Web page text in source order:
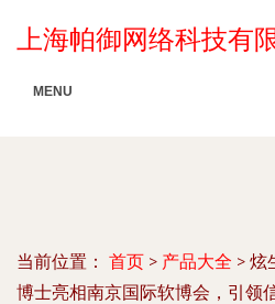
上海帕御网络科技有
MENU
当前位置： 首页 > 产品大全 > 炫
博士亮相南京国际软博会，引领